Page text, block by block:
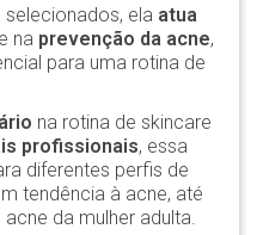
ela atua
e na prevenção da acne,
para uma rotina de
na rotina de skincare
profissionais, essa
diferentes perfis de
tendência à acne, até
da mulher adulta.